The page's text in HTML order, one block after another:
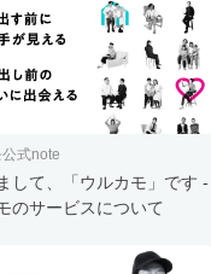
式note
して、「ウルカモ」です -
のサービスについて